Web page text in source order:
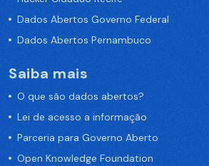
Dados Abertos Governo Federal
Dados Abertos Pernambuco
Saiba mais
O que são dados abertos?
Lei de acesso a informação
Parceria para Governo Aberto
Open Knowledge Foundation